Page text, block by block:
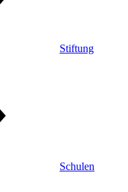
Stiftung
Schulen